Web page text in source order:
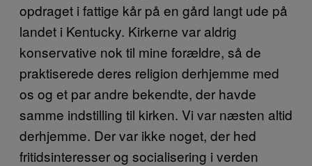
opdraget i fattige kår på en gård langt ude på
landet i Kentucky. Kirkerne var aldrig
konservative nok til mine forældre, så de
praktiserede deres religion derhjemme med
os og et par andre bekendte, der havde
samme indstilling til kirken. Vi var næsten altid
derhjemme. Der var ikke noget, der hed
fritidsinteresser og socialisering i verden